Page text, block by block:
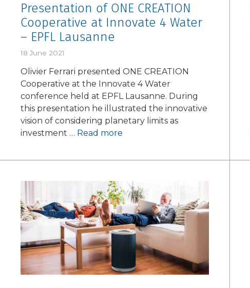
Presentation of ONE CREATION
Cooperative at Innovate 4 Water
– EPFL Lausanne
18 June 2021
Olivier Ferrari presented ONE CREATION
Cooperative at the Innovate 4 Water
conference held at EPFL Lausanne. During
this presentation he illustrated the innovative
vision of considering planetary limits as
investment … Read more